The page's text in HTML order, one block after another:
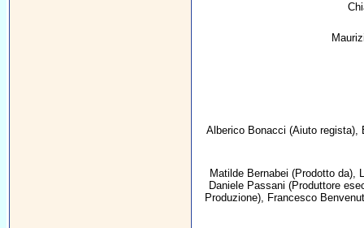
Alberico Bonacci (Aiuto regista),
Matilde Bernabei (Prodotto da),
Daniele Passani (Produttore
Produzione), Francesco